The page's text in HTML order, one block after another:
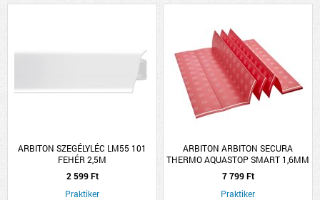
ARBITON SZEGÉLYLÉC LM55 101
FEHÉR 2,5M
2 599 Ft
Praktiker
ARBITON ARBITON SECURA
THERMO AQUASTOP SMART 1,6MM
7 799 Ft
Praktiker